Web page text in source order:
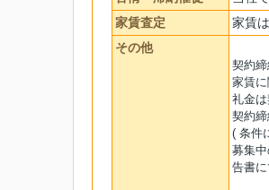
家賃査定
家賃
その他
契約
家賃
礼金
契約
( 条件
募集
告書